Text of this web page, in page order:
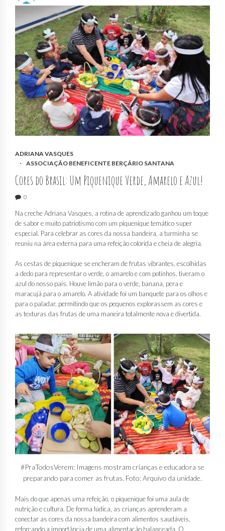
ADRIANA VASQUES
ASSOCIAÇÃO BENEFICENTE BERÇÁRIO SANTANA
Cores do Brasil: Um Piquenique Verde, Amarelo e Azul!
0
Na creche Adriana Vasques, a rotina de aprendizado ganhou um toque
de sabor e muito patriotismo com um piquenique temático super
especial. Para celebrar as cores da nossa bandeira, a turminha se
reuniu na área externa para uma refeição colorida e cheia de alegria.
As cestas de piquenique se encheram de frutas vibrantes, escolhidas
a dedo para representar o verde, o amarelo e com potinhos, tiveram o
azul do nosso país. Houve limão para o verde, banana, pera e
maracujá para o amarelo. A atividade foi um banquete para os olhos e
para o paladar, permitindo que os pequenos explorassem as cores e
as texturas das frutas de uma maneira totalmente nova e divertida.
#PraTodosVerem: Imagens mostram crianças e educadora se
preparando para comer as frutas. Foto: Arquivo da unidade.
Mais do que apenas uma refeição, o piquenique foi uma aula de
nutrição e cultura. De forma lúdica, as crianças aprenderam a
conectar as cores da nossa bandeira com alimentos saudáveis,
reforçando a importância de uma alimentação balanceada. O